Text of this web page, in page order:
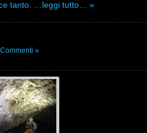
tanto. …leggi tutto… »
»